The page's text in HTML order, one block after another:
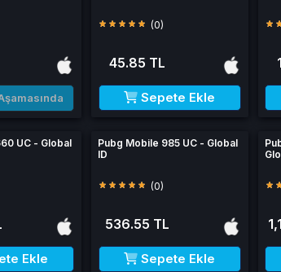
(0)
45.85 TL
Sepete Ekle
UC - Global
Ekle
Pubg Mobile 985 UC - Global
ID
(0)
536.55 TL
Sepete Ekle